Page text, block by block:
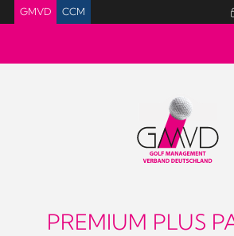
GMVD CCM
PREMIUM PLUS